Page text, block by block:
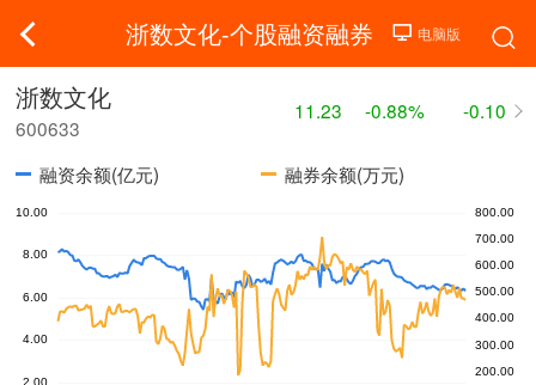
浙数文化-个股融资融券
浙数文化
600633
11.23 -0.88% -0.10
融资余额(亿元) 融券余额(万元)